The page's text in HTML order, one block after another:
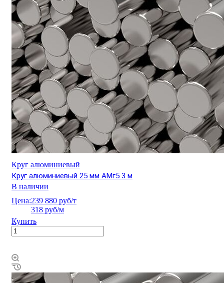
Круг алюминиевый
Круг алюминиевый 25 мм АМг5 3 м
В наличии
Цена:239 880 руб/т
318 руб/м
Купить